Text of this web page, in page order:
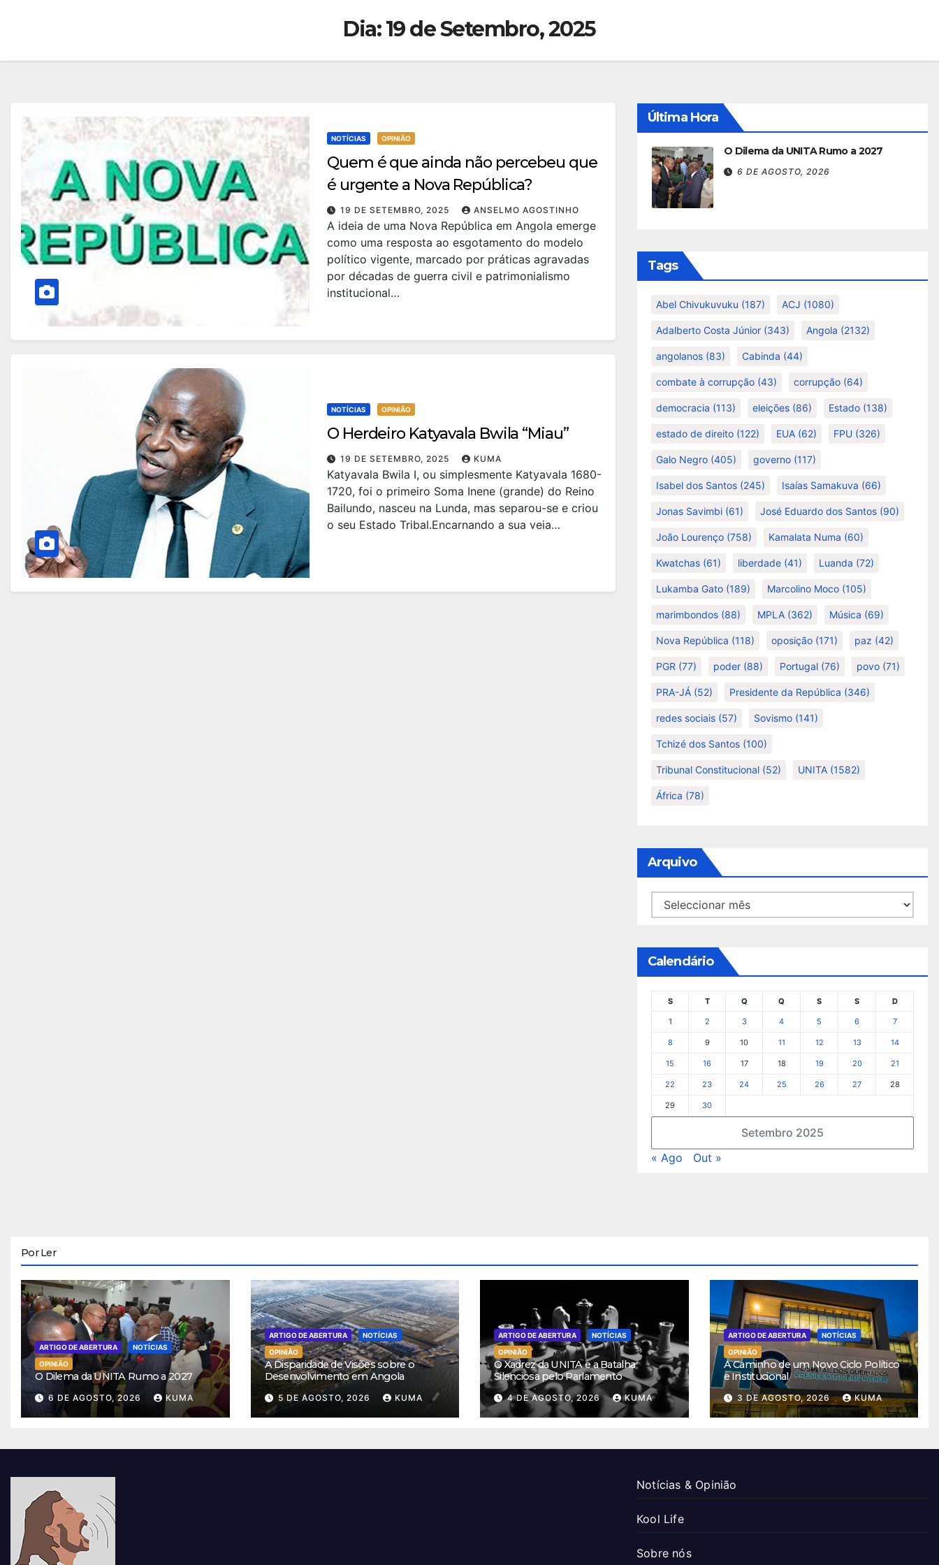
Dia:19 de Setembro, 2025
NOTÍCIAS OPINIÃO
Quem é que ainda não percebeu que
é urgente a Nova República?
19 DE SETEMBRO, 2025 ANSELMO AGOSTINHO
A ideia de uma Nova República em Angola emerge
como uma resposta ao esgotamento do modelo
político vigente, marcado por práticas agravadas
por décadas de guerra civil e patrimonialismo
institucional…
NOTÍCIAS OPINIÃO
O Herdeiro Katyavala Bwila “Miau”
19 DE SETEMBRO, 2025 KUMA
Katyavala Bwila I, ou simplesmente Katyavala 1680-
1720, foi o primeiro Soma Inene (grande) do Reino
Bailundo, nasceu na Lunda, mas separou-se e criou
o seu Estado Tribal.Encarnando a sua veia…
Última Hora
O Dilema da UNITA Rumo a 2027
6 DE AGOSTO, 2026
Tags
Abel Chivukuvuku (187) ACJ (1080)
Adalberto Costa Júnior (343) Angola (2132)
angolanos (83) Cabinda (44)
combate à corrupção (43) corrupção (64)
democracia (113) eleições (86) Estado (138)
estado de direito (122) EUA (62) FPU (326)
Galo Negro (405) governo (117)
Isabel dos Santos (245) Isaías Samakuva (66)
Jonas Savimbi (61) José Eduardo dos Santos (90)
João Lourenço (758) Kamalata Numa (60)
Kwatchas (61) liberdade (41) Luanda (72)
Lukamba Gato (189) Marcolino Moco (105)
marimbondos (88) MPLA (362) Música (69)
Nova República (118) oposição (171) paz (42)
PGR (77) poder (88) Portugal (76) povo (71)
PRA-JÁ (52) Presidente da República (346)
redes sociais (57) Sovismo (141)
Tchizé dos Santos (100)
Tribunal Constitucional (52) UNITA (1582)
África (78)
Arquivo
Arquivo
Calendário
Setembro 2025
S T Q Q S S D
1 2 3 4 5 6 7
8 9 10 11 12 13 14
15 16 17 18 19 20 21
22 23 24 25 26 27 28
29 30
« Ago Out »
Por Ler
ARTIGO DE ABERTURA
NOTÍCIAS
OPINIÃO
O Dilema da UNITA Rumo a 2027
6 DE AGOSTO, 2026 KUMA
ARTIGO DE ABERTURA
NOTÍCIAS
OPINIÃO
A Disparidade de Visões sobre o
Desenvolvimento em Angola
5 DE AGOSTO, 2026 KUMA
ARTIGO DE ABERTURA
NOTÍCIAS
OPINIÃO
O Xadrez da UNITA e a Batalha
Silenciosa pelo Parlamento
4 DE AGOSTO, 2026 KUMA
ARTIGO DE ABERTURA
NOTÍCIAS
OPINIÃO
A Caminho de um Novo Ciclo Político
e Institucional
3 DE AGOSTO, 2026 KUMA
Notícias & Opinião
Kool Life
Sobre nós